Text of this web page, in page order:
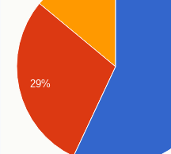
29%
Sanidad
Índice de Sanidad (Actual)
Índice de Sanidad
Índice de Sanidad por País